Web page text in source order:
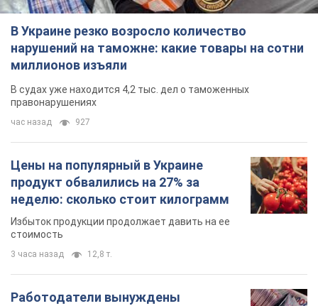
В Украине резко возросло количество
нарушений на таможне: какие товары на сотни
миллионов изъяли
В судах уже находится 4,2 тыс. дел о таможенных
правонарушениях
час назад 927
Цены на популярный в Украине
продукт обвалились на 27% за
неделю: сколько стоит килограмм
Избыток продукции продолжает давить на ее
стоимость
3 часа назад 12,8 т.
Работодатели вынуждены